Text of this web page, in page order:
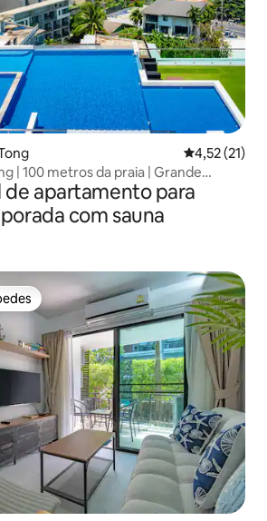
4,52 de uma
4,52 (21)
| 100 metros da praia | Grande
Fi de alta velocidade 29
de apartamento para
com sauna